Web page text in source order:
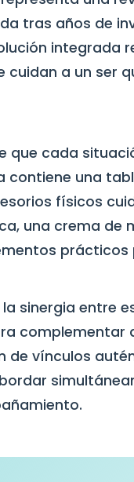
tras años de
integrada
cuidan a un ser
que cada
contiene una
físicos
una crema de
prácticos
sinergia entre
complementar
de vínculos